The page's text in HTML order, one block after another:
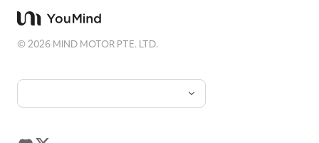
©2026 MIND MOTOR PTE. LTD.